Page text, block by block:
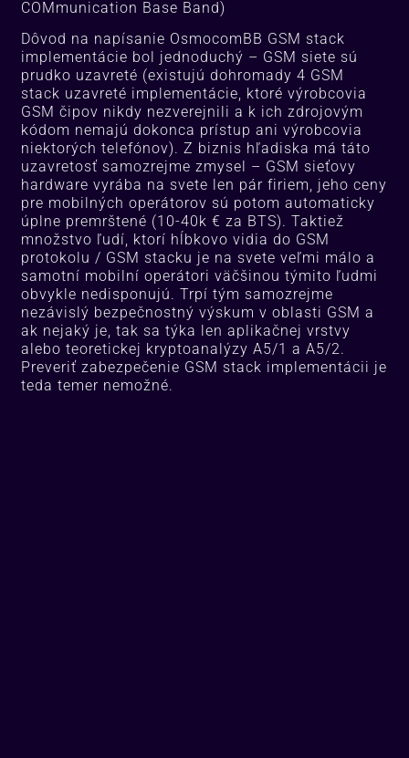
COMmunication Base Band)
Dôvod na napísanie OsmocomBB GSM stack
implementácie bol jednoduchý – GSM siete sú
prudko uzavreté (existujú dohromady 4 GSM
stack uzavreté implementácie, ktoré výrobcovia
GSM čipov nikdy nezverejnili a k ich zdrojovým
kódom nemajú dokonca prístup ani výrobcovia
niektorých telefónov). Z biznis hľadiska má táto
uzavretosť samozrejme zmysel – GSM sieťovy
hardware vyrába na svete len pár firiem, jeho ceny
pre mobilných operátorov sú potom automaticky
úplne premrštené (10-40k € za BTS). Taktiež
množstvo ľudí, ktorí hĺbkovo vidia do GSM
protokolu / GSM stacku je na svete veľmi málo a
samotní mobilní operátori väčšinou týmito ľudmi
obvykle nedisponujú. Trpí tým samozrejme
nezávislý bezpečnostný výskum v oblasti GSM a
ak nejaký je, tak sa týka len aplikačnej vrstvy
alebo teoretickej kryptoanalýzy A5/1 a A5/2.
Preveriť zabezpečenie GSM stack implementácii je
teda temer nemožné.